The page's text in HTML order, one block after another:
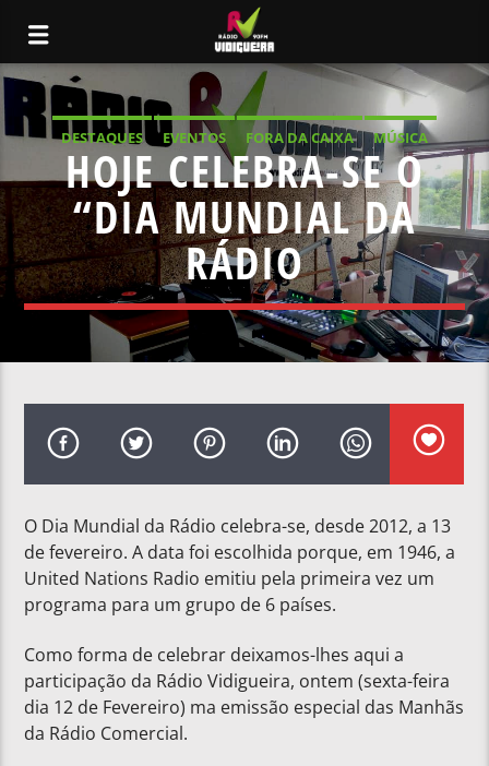
DESTAQUES EVENTOS FORA DA CAIXA
MÚSICA
NOTÍCIAS LOCAIS
NOTÍCIAS NACIONAIS
HOJE CELEBRA-SE O
“DIA MUNDIAL DA
RÁDIO
O Dia Mundial da Rádio celebra-se, desde 2012, a 13
de fevereiro. A data foi escolhida porque, em 1946, a
United Nations Radio emitiu pela primeira vez um
programa para um grupo de 6 países.
Como forma de celebrar deixamos-lhes aqui a
participação da Rádio Vidigueira, ontem (sexta-feira
dia 12 de Fevereiro) ma emissão especial das Manhãs
da Rádio Comercial.